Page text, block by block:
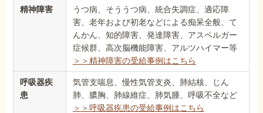
精神障害
うつ病、そううつ病、統合失調症、適応障
害、老年および初老などによる痴呆全般、て
んかん、知的障害、発達障害、アスペルガー
症候群、高次脳機能障害、アルツハイマー等
＞＞精神障害の受給事例はこちら
呼吸器疾
患
気管支喘息、慢性気管支炎、肺結核、じん
肺、膿胸、肺線維症、肺気腫、呼吸不全など
＞＞呼吸器疾患の受給事例はこちら